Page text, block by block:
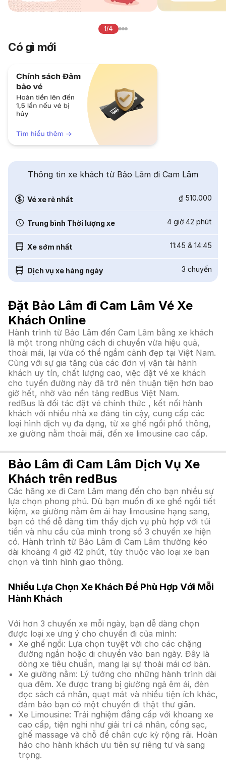
1/4
Có gì mới
Thông tin xe khách từ Bảo Lâm đi Cam Lâm
Vé xe rẻ nhất ₫ 510.000
Trung bình Thời lượng xe 4 giờ 42 phút
Xe sớm nhất 11:45 & 14:45
Dịch vụ xe hàng ngày 3 chuyến
Đặt Bảo Lâm đi Cam Lâm Vé Xe
Khách Online
Hành trình từ Bảo Lâm đến Cam Lâm bằng xe khách
là một trong những cách di chuyển vừa hiệu quả,
thoải mái, lại vừa có thể ngắm cảnh đẹp tại Việt Nam.
Cùng với sự gia tăng của các đơn vị vận tải hành
khách uy tín, chất lượng cao, việc đặt vé xe khách
cho tuyến đường này đã trở nên thuận tiện hơn bao
giờ hết, nhờ vào nền tảng redBus Việt Nam.
redBus là đối tác đặt vé chính thức , kết nối hành
khách với nhiều nhà xe đáng tin cậy, cung cấp các
loại hình dịch vụ đa dạng, từ xe ghế ngồi phổ thông,
xe giường nằm thoải mái, đến xe limousine cao cấp.
Bảo Lâm đi Cam Lâm Dịch Vụ Xe
Khách trên redBus
Các hãng xe đi Cam Lâm mang đến cho bạn nhiều sự
lựa chọn phong phú. Dù bạn muốn đi xe ghế ngồi tiết
kiệm, xe giường nằm êm ái hay limousine hạng sang,
bạn có thể dễ dàng tìm thấy dịch vụ phù hợp với túi
tiền và nhu cầu của mình trong số 3 chuyến xe hiện
có. Hành trình từ Bảo Lâm đi Cam Lâm thường kéo
dài khoảng 4 giờ 42 phút, tùy thuộc vào loại xe bạn
chọn và tình hình giao thông.
Nhiều Lựa Chọn Xe Khách Để Phù Hợp Với Mỗi
Hành Khách
Với hơn 3 chuyến xe mỗi ngày, bạn dễ dàng chọn
được loại xe ưng ý cho chuyến đi của mình:
Xe ghế ngồi: Lựa chọn tuyệt vời cho các chặng
đường ngắn hoặc di chuyển vào ban ngày. Đây là
dòng xe tiêu chuẩn, mang lại sự thoải mái cơ bản.
Xe giường nằm: Lý tưởng cho những hành trình dài
qua đêm. Xe được trang bị giường ngả êm ái, đèn
đọc sách cá nhân, quạt mát và nhiều tiện ích khác,
đảm bảo bạn có một chuyến đi thật thư giãn.
Xe Limousine: Trải nghiệm đẳng cấp với khoang xe
cao cấp, tiện nghi như giải trí cá nhân, cổng sạc,
ghế massage và chỗ để chân cực kỳ rộng rãi. Hoàn
hảo cho hành khách ưu tiên sự riêng tư và sang
trọng.